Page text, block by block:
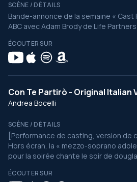
SCÈNE / DÉTAILS
Bande-annonce de la semaine « Cast
ABC avec Adam Brody de Life
ÉCOUTER SUR
Con Te Partirò - Original Italian
Andrea Bocelli
SCÈNE / DÉTAILS
[Performance de casting, version de
Hors écran, la « mezzo-soprano
pour la soirée chante le soir de
ÉCOUTER SUR